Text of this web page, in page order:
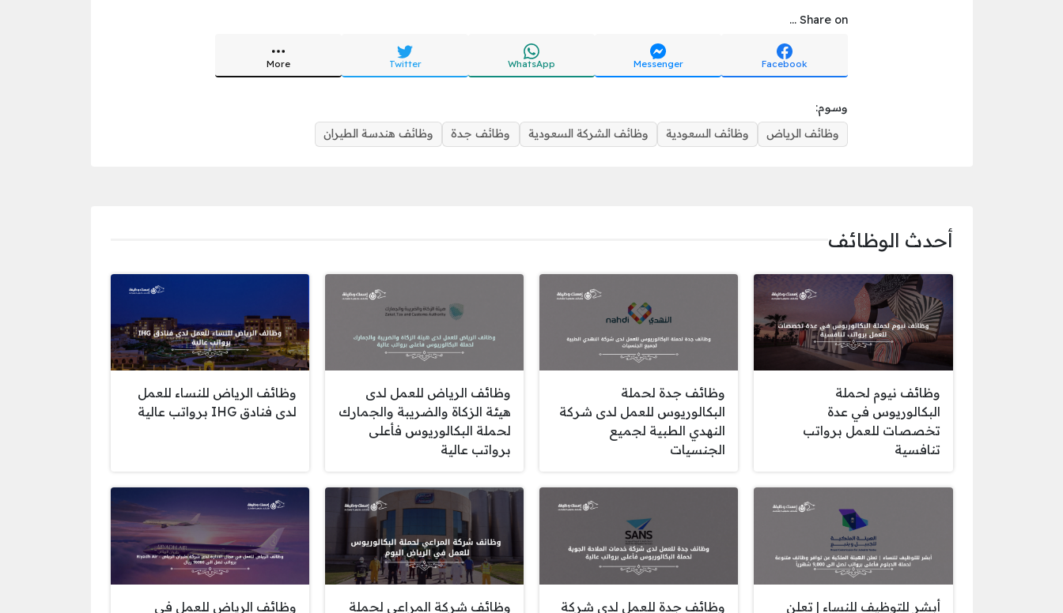
Share on ...
Facebook
Messenger
WhatsApp
Twitter
More
وسوم:
وظائف الرياض
وظائف السعودية وظائف الشركة السعودية وظائف جدة وظائف هندسة الطيران
أحدث الوظائف
وظائف نيوم لحملة
البكالوريوس في عدة
تخصصات للعمل برواتب
تنافسية
وظائف جدة لحملة
البكالوريوس للعمل لدى شركة
النهدي الطبية لجميع
الجنسيات
وظائف الرياض للعمل لدى
هيئة الزكاة والضريبة والجمارك
لحملة البكالوريوس فأعلى
برواتب عالية
وظائف الرياض للنساء للعمل
لدى فنادق IHG برواتب عالية
أبشر للتوظيف للنساء | تعلن وظائف جدة للعمل لدى شركة وظائف شركة المراعي لحملة وظائف الرياض للعمل في